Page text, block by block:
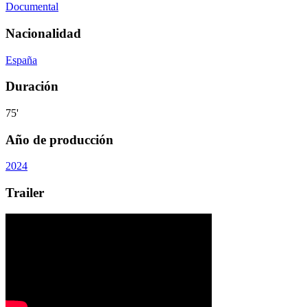
Documental
Nacionalidad
España
Duración
75'
Año de producción
2024
Trailer